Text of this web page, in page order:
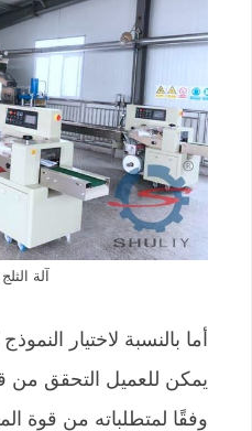
آلة
أما بالنسبة لاختيار
يمكن للعميل التحقق من
وفقًا لمتطلباته من قوة